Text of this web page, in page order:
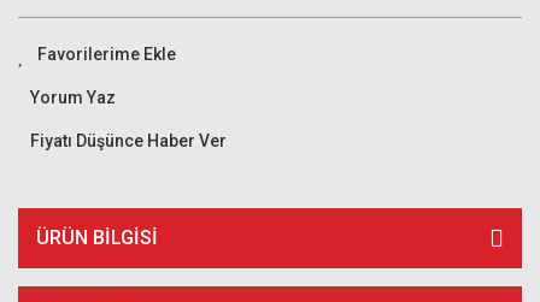
Yorum Yaz
Fiyatı Düşünce Haber Ver
ÜRÜN BILGISI